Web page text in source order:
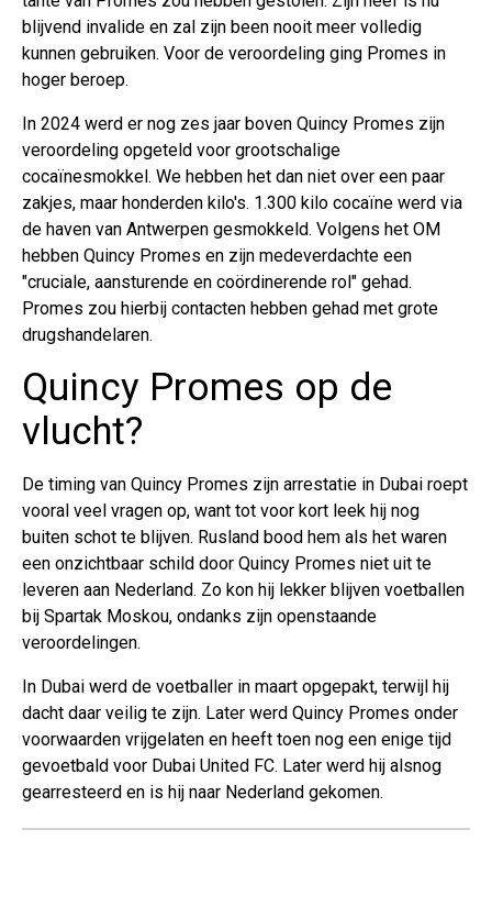
blijvend invalide en zal zijn been nooit meer volledig
kunnen gebruiken. Voor de veroordeling ging Promes in
hoger beroep.
In 2024 werd er nog zes jaar boven Quincy Promes zijn
veroordeling opgeteld voor grootschalige
cocaïnesmokkel. We hebben het dan niet over een paar
zakjes, maar honderden kilo's. 1.300 kilo cocaïne werd via
de haven van Antwerpen gesmokkeld. Volgens het OM
hebben Quincy Promes en zijn medeverdachte een
"cruciale, aansturende en coördinerende rol" gehad.
Promes zou hierbij contacten hebben gehad met grote
drugshandelaren.
Quincy Promes op de
vlucht?
De timing van Quincy Promes zijn arrestatie in Dubai roept
vooral veel vragen op, want tot voor kort leek hij nog
buiten schot te blijven. Rusland bood hem als het waren
een onzichtbaar schild door Quincy Promes niet uit te
leveren aan Nederland. Zo kon hij lekker blijven voetballen
bij Spartak Moskou, ondanks zijn openstaande
veroordelingen.
In Dubai werd de voetballer in maart opgepakt, terwijl hij
dacht daar veilig te zijn. Later werd Quincy Promes onder
voorwaarden vrijgelaten en heeft toen nog een enige tijd
gevoetbald voor Dubai United FC. Later werd hij alsnog
gearresteerd en is hij naar Nederland gekomen.